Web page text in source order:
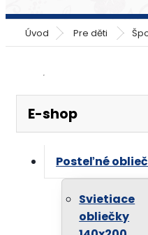
Úvod Pre děti
E-shop
Posteľné
Svietiace
obliečky